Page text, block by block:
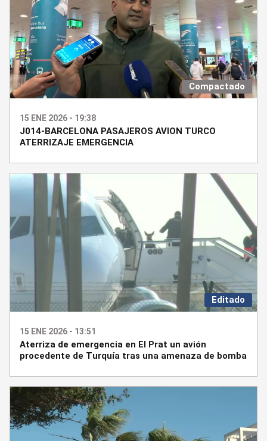
Compactado
15 ENE 2026 - 19:38
J014-BARCELONA PASAJEROS AVION TURCO
ATERRIZAJE EMERGENCIA
Editado
15 ENE 2026 - 13:51
Aterriza de emergencia en El Prat un avión
procedente de Turquía tras una amenaza de bomba